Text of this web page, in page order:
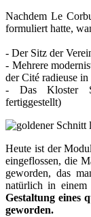
Nachdem Le
formuliert hatte,
- Der Sitz der
- Mehrere
der Cité radieuse
- Das Kloster
fertiggestellt)
Heute ist der
eingeflossen, die
geworden, das
natürlich in
Gestaltung eines
geworden.